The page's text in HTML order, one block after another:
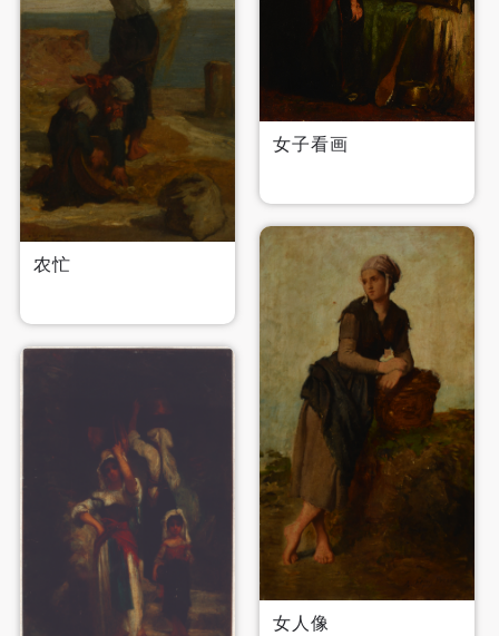
女子看画
农忙
女人像
快捷登录 帐号密码登录
发送验证码
手机号码将作为您的登录账号
验证码
登录
可使用雅昌艺术网会员账户登录